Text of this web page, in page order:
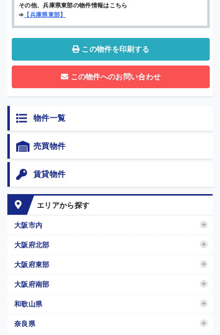
その他、兵庫県東部の物件情報はこちら
➾ 【兵庫県東部】
この物件を印刷する
この物件へのお問い合わせ
物件一覧
売買物件
賃貸物件
エリアから探す
大阪市内
大阪府北部
大阪府東部
大阪府南部
和歌山県
奈良県